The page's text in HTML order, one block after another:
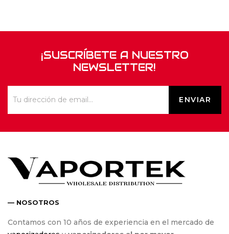
¡SUSCRÍBETE A NUESTRO
NEWSLETTER!
— NOSOTROS
Contamos con 10 años de experiencia en el mercado de